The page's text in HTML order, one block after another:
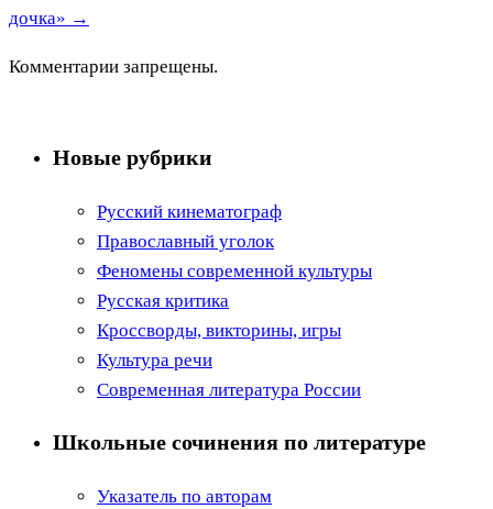
дочка» →
Комментарии запрещены.
Новые рубрики
Русский кинематограф
Православный уголок
Феномены современной культуры
Русская критика
Кроссворды, викторины, игры
Культура речи
Современная литература России
Школьные сочинения по литературе
Указатель по авторам